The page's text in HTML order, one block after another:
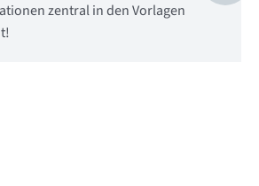
zentral in den Vorlagen